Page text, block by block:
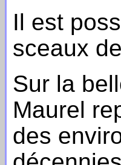
Il est
sceaux
Sur la
Maurel
des